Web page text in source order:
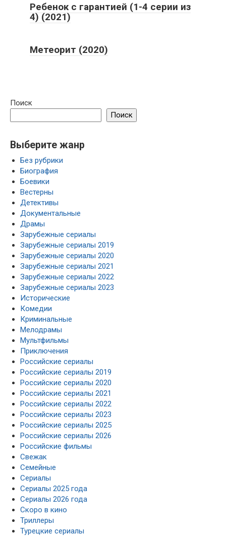
Ребенок с гарантией (1-4 серии из
4) (2021)
Метеорит (2020)
Поиск
Поиск
Выберите жанр
Без рубрики
Биография
Боевики
Вестерны
Детективы
Документальные
Драмы
Зарубежные сериалы
Зарубежные сериалы 2019
Зарубежные сериалы 2020
Зарубежные сериалы 2021
Зарубежные сериалы 2022
Зарубежные сериалы 2023
Исторические
Комедии
Криминальные
Мелодрамы
Мультфильмы
Приключения
Российские сериалы
Российские сериалы 2019
Российские сериалы 2020
Российские сериалы 2021
Российские сериалы 2022
Российские сериалы 2023
Российские сериалы 2025
Российские сериалы 2026
Российские фильмы
Свежак
Семейные
Сериалы
Сериалы 2025 года
Сериалы 2026 года
Скоро в кино
Триллеры
Турецкие сериалы